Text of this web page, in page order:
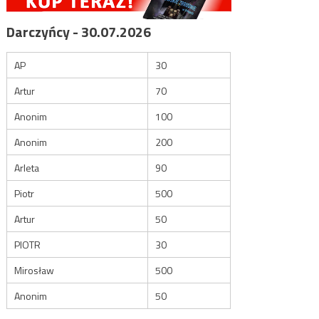
Darczyńcy - 30.07.2026
AP
30
Artur
70
Anonim
100
Anonim
200
Arleta
90
Piotr
500
Artur
50
PIOTR
30
Mirosław
500
Anonim
50